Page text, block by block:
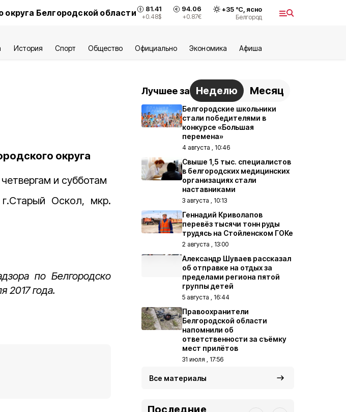
округа Белгородской области 81.41
+0.48$
94.06
+0.87€
+35°С, ясно
Белгород
История Спорт Общество Официально Экономика Aфиша
округа
и субботам
Оскол, мкр.
по Белгородско
2017 года.
Лучшее за Неделю Месяц
Белгородские школьники
стали победителями в
конкурсе «Большая
перемена»
4 августа , 10:46
Свыше 1,5 тыс. специалистов
в белгородских медицинских
организациях стали
наставниками
3 августа , 10:13
Геннадий Криволапов
перевёз тысячи тонн руды
трудясь на Стойленском ГОКе
2 августа , 13:00
Александр Шуваев рассказал
об отправке на отдых за
пределами региона пятой
группы детей
5 августа , 16:44
Правоохранители
Белгородской области
напомнили об
ответственности за съёмку
мест прилётов
31 июля , 17:56
Все материалы
Последние